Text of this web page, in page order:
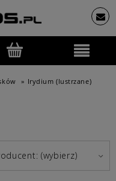
» Irydium (lustrzane)
(wybierz)